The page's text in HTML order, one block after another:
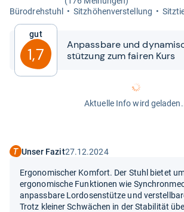
Büro­dreh­stuhl
Sitz­hö­hen­ver­stel­lung
Gut
1,7
Anpass­bare und
stüt­zung zum fai­ren Kurs
Aktuelle Info wird
Unser Fazit27.12.2024
Ergonomischer Komfort. Der Stuhl bietet
ergonomische Funktionen wie
anpassbare Lordosenstütze und
Trotz kleiner Schwächen in der Stabilität